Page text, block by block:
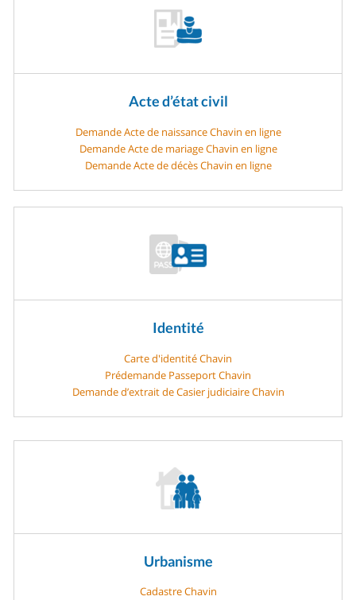
Acte d’état civil
Demande Acte de naissance Chavin en ligne
Demande Acte de mariage Chavin en ligne
Demande Acte de décès Chavin en ligne
Identité
Carte d'identité Chavin
Prédemande Passeport Chavin
Demande d’extrait de Casier judiciaire Chavin
Urbanisme
Cadastre Chavin